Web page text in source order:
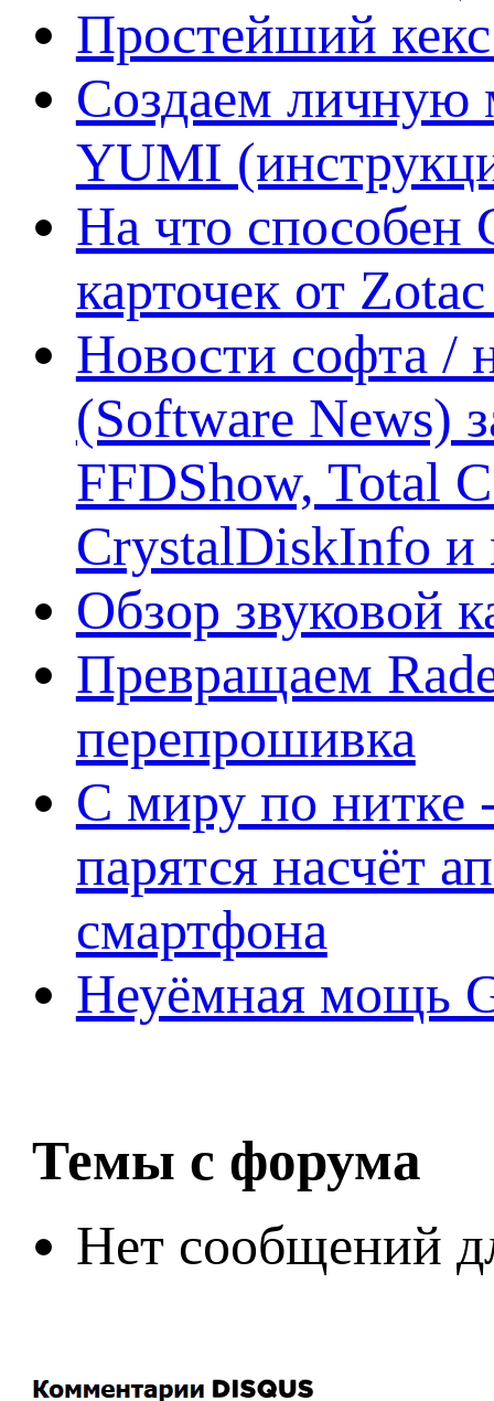
Простейший кекс
Создаем личную
YUMI
На что способен
карточек от
Новости софта /
(Software News)
FFDShow, Total
CrystalDiskInfo и
Обзор звуковой
Превращаем
перепрошивка
С миру по нитке
парятся насчёт
смартфона
Неуёмная мощь
Темы с форума
Нет сообщений